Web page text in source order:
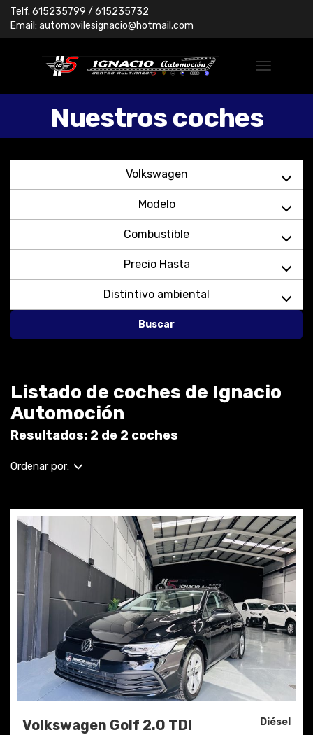
Telf. 615235799 / 615235732
Email: automovilesignacio@hotmail.com
Nuestros coches
Volkswagen
Modelo
Combustible
Precio Hasta
Distintivo ambiental
Buscar
Listado de coches de Ignacio
Automoción
Resultados: 2 de 2 coches
Ordenar por:
Volkswagen Golf 2.0 TDI
Diésel